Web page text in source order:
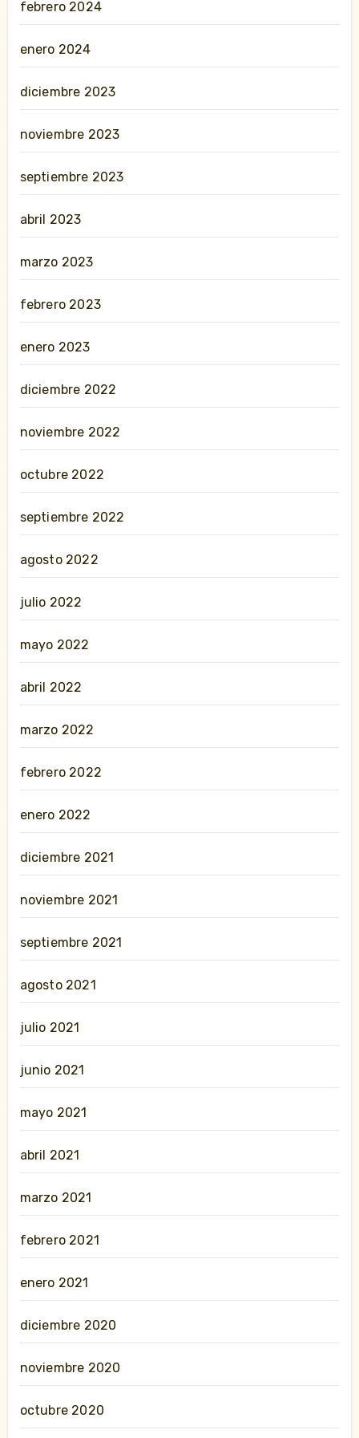
febrero 2024
enero 2024
diciembre 2023
noviembre 2023
septiembre 2023
abril 2023
marzo 2023
febrero 2023
enero 2023
diciembre 2022
noviembre 2022
octubre 2022
septiembre 2022
agosto 2022
julio 2022
mayo 2022
abril 2022
marzo 2022
febrero 2022
enero 2022
diciembre 2021
noviembre 2021
septiembre 2021
agosto 2021
julio 2021
junio 2021
mayo 2021
abril 2021
marzo 2021
febrero 2021
enero 2021
diciembre 2020
noviembre 2020
octubre 2020